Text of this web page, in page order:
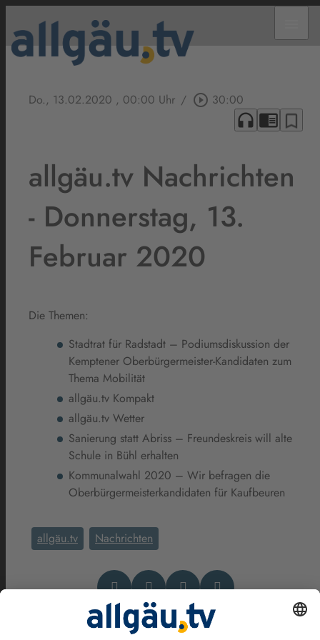
Do., 13.02.2020 , 00:00 Uhr / play_circle_outline 30:00
headphones chrome_reader_mode bookmark_border
allgäu.tv Nachrichten
- Donnerstag, 13.
Februar 2020
Die Themen:
Stadtrat für Radstadt – Podiumsdiskussion der
Kemptener Oberbürgermeister-Kandidaten zum
Thema Mobilität
allgäu.tv Kompakt
allgäu.tv Wetter
Sanierung statt Abriss – Freundeskreis will alte
Schule in Bühl erhalten
Kommunalwahl 2020 – Wir befragen die
Oberbürgermeisterkandidaten für Kaufbeuren
allgäu.tv Nachrichten